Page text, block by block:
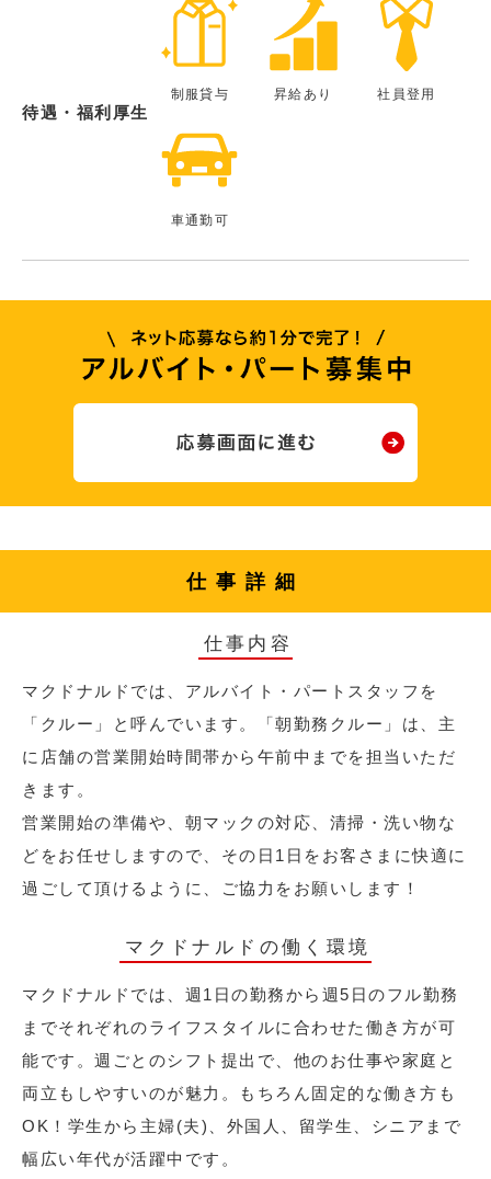
待遇・福利厚生
制服貸与 昇給あり 社員登用
車通勤可
仕事詳細
仕事内容
マクドナルドでは、アルバイト・パートスタッフを
「クルー」と呼んでいます。「朝勤務クルー」は、主
に店舗の営業開始時間帯から午前中までを担当いただ
きます。
営業開始の準備や、朝マックの対応、清掃・洗い物な
どをお任せしますので、その日1日をお客さまに快適に
過ごして頂けるように、ご協力をお願いします！
マクドナルドの働く環境
マクドナルドでは、週1日の勤務から週5日のフル勤務
までそれぞれのライフスタイルに合わせた働き方が可
能です。週ごとのシフト提出で、他のお仕事や家庭と
両立もしやすいのが魅力。もちろん固定的な働き方も
OK！学生から主婦(夫)、外国人、留学生、シニアまで
幅広い年代が活躍中です。